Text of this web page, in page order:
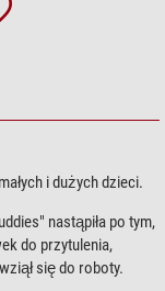
i dużych dzieci.
nastąpiła po tym,
do przytulenia,
się do roboty.